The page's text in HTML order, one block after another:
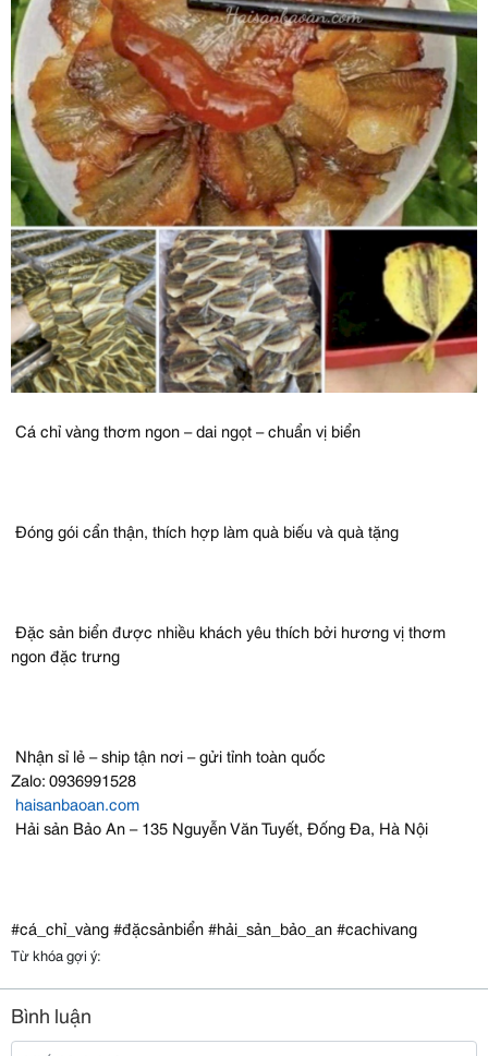
Cá chỉ vàng thơm ngon – dai ngọt – chuẩn vị biển
Đóng gói cẩn thận, thích hợp làm quà biếu và quà tặng
Đặc sản biển được nhiều khách yêu thích bởi hương vị thơm
ngon đặc trưng
Nhận sỉ lẻ – ship tận nơi – gửi tỉnh toàn quốc
Zalo: 0936991528
haisanbaoan.com
Hải sản Bảo An – 135 Nguyễn Văn Tuyết, Đống Đa, Hà Nội
#cá_chỉ_vàng #đặcsảnbiển #hải_sản_bảo_an #cachivang
Từ khóa gợi ý:
Bình luận